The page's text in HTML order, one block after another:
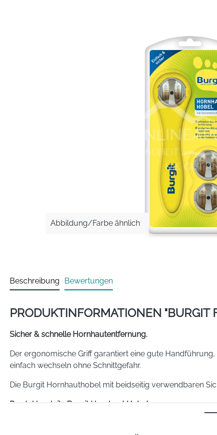
Abbildung/Farbe ähnlich
Beschreibung Bewertungen
PRODUKTINFORMATIONEN "BURGIT
Sicher & schnelle Hornhautentfernung.
Der ergonomische Griff garantiert eine gute
einfach wechseln ohne Schnittgefahr.
Die Burgit Hornhauthobel mit beidseitig verwendbaren
Produktvorteile Burgit Hornhaut Hobel